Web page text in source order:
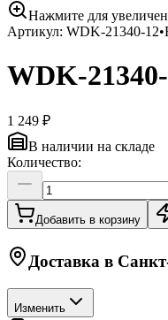
Нажмите для
Артикул: WDK-21340-12•
WDK-
1 249 ₽
В наличии на складе
Количество:
Добавить в корзину
Доставка в
Изменить